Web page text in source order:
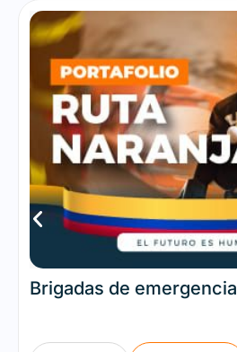
Brigadas de emergencia